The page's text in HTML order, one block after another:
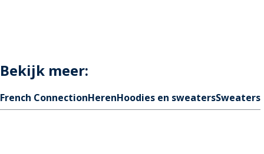
Bekijk meer:
French ConnectionHerenHoodies en sweatersSweaters